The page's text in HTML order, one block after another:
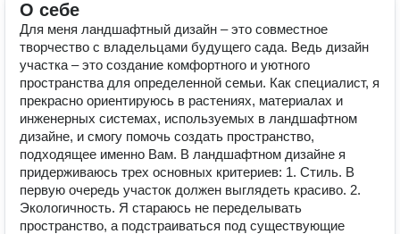
О себе
Для меня ландшафтный дизайн – это совместное
творчество с владельцами будущего сада. Ведь дизайн
участка – это создание комфортного и уютного
пространства для определенной семьи. Как специалист, я
прекрасно ориентируюсь в растениях, материалах и
инженерных системах, используемых в ландшафтном
дизайне, и смогу помочь создать пространство,
подходящее именно Вам. В ландшафтном дизайне я
придерживаюсь трех основных критериев: 1. Стиль. В
первую очередь участок должен выглядеть красиво. 2.
Экологичность. Я стараюсь не переделывать
пространство, а подстраиваться под существующие